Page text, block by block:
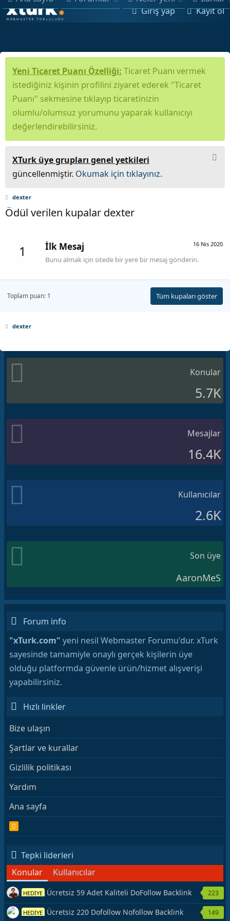
Giriş yap Kayıt ol
Yeni Ticaret Puanı Özelliği: Ticaret Puanı vermek
istediğiniz kişinin profilini ziyaret ederek "Ticaret
Puanı" sekmesine tıklayıp ticaretinizin
olumlu/olumsuz yorumunu yaparak kullanıcıyı
değerlendirebilirsiniz.
XTurk üye grupları genel yetkileri
güncellenmiştir. Okumak için tıklayınız.
dexter
Ödül verilen kupalar dexter
1 16 Nis 2020
İlk Mesaj
Bunu almak için sitede bir yere bir mesaj gönderin.
Toplam puan: 1 Tüm kupaları göster
dexter
Konular
5.7K
Mesajlar
16.4K
Kullanıcılar
2.6K
Son üye
AaronMeS
Forum info
"xTurk.com" yeni nesil Webmaster Forumu'dur. xTurk
sayesinde tamamiyle onaylı gerçek kişilerin üye
olduğu platformda güvenle ürün/hizmet alışverişi
yapabilirsiniz.
Hızlı linkler
Bize ulaşın
Şartlar ve kurallar
Gizlilik politikası
Yardım
Ana sayfa
R
S
Tepki liderleri
Konular
Kullanıcılar
HEDİYE Ücretsiz 59 Adet Kaliteli DoFollow Backlink
Kaynağı Veriyorum.
223
HEDİYE Ücretsiz 220 Dofollow Nofollow Backlink
149